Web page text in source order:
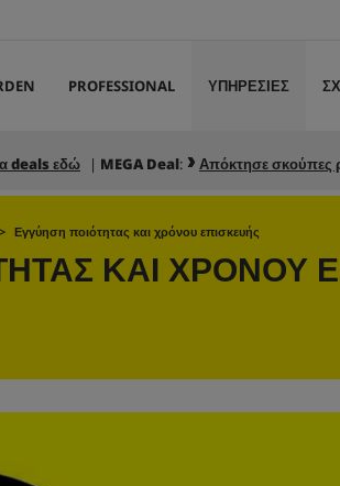
PROFESSIONAL ΥΠΗΡΕΣΙΕΣ
deals εδώ | MEGA Deal: Απόκτησε σκούπες
Εγγύηση ποιότητας και χρόνου επισκευής
ΚΑΙ ΧΡΟΝΟΥ